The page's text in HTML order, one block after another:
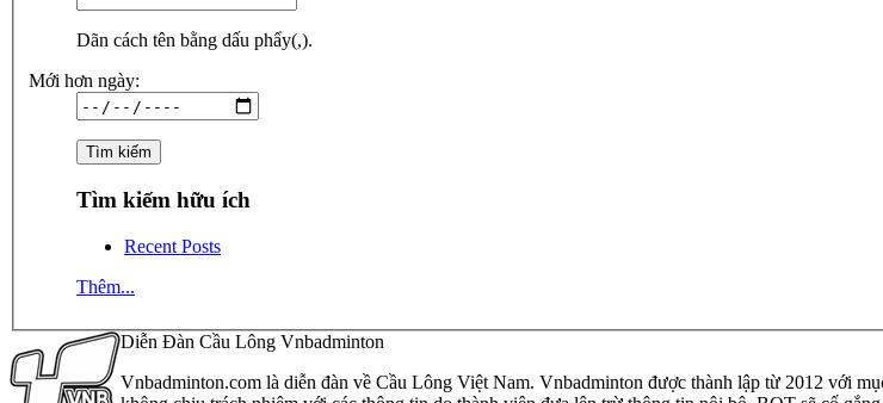
Dãn cách tên bằng dấu phẩy(,).
Mới hơn ngày:
Tìm kiếm hữu ích
Recent Posts
Thêm...
Diễn Đàn Cầu Lông Vnbadminton
Vnbadminton.com là diễn đàn về Cầu Lông Việt Nam. Vnbadminton được thành lập từ 2012 với